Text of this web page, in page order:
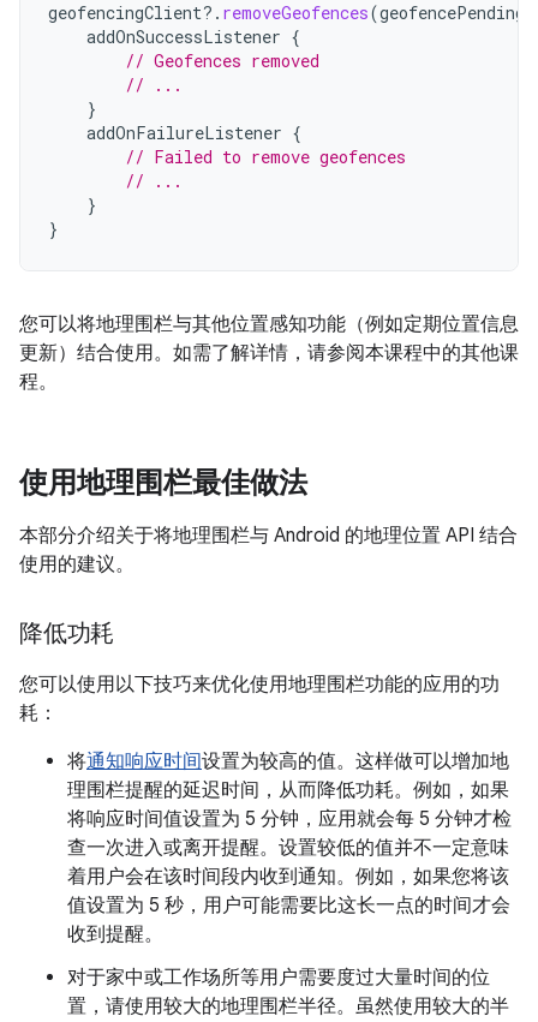
geofencingClient?. removeGeofences(
addOnSuccessListener {
// Geofences removed
// ...
}
addOnFailureListener {
// Failed to remove geofences
// ...
}
}
您可以将地理围栏与其他位置感知功能（例如定期位置信息
更新）结合使用。如需了解详情，请参阅本课程中的其他课
程。
使用地理围栏最佳做法
本部分介绍关于将地理围栏与 Android 的地理位置 API 结合
使用的建议。
降低功耗
您可以使用以下技巧来优化使用地理围栏功能的应用的功
耗：
将通知响应时间设置为较高的值。这样做可以增加地
理围栏提醒的延迟时间，从而降低功耗。例如，如果
将响应时间值设置为 5 分钟，应用就会每 5 分钟才检
查一次进入或离开提醒。设置较低的值并不一定意味
着用户会在该时间段内收到通知。例如，如果您将该
值设置为 5 秒，用户可能需要比这长一点的时间才会
收到提醒。
对于家中或工作场所等用户需要度过大量时间的位
置，请使用较大的地理围栏半径。虽然使用较大的半